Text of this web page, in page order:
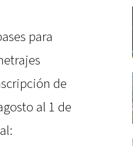
para
de
al 1 de